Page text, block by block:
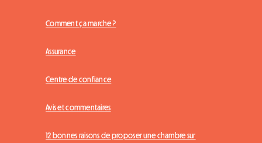
Comment ça marche ?
Assurance
Centre de confiance
Avis et commentaires
12 bonnes raisons de proposer une chambre sur